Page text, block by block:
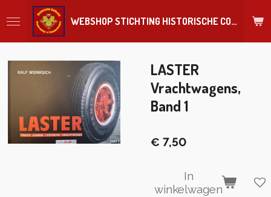
direct
hoofdinhoud
WEBSHOP STICHTING HISTORISCHE COLLECTIE REGIMENT
LASTER
Vrachtwagens,
Band 1
€ 7,50
In
winkelwagen